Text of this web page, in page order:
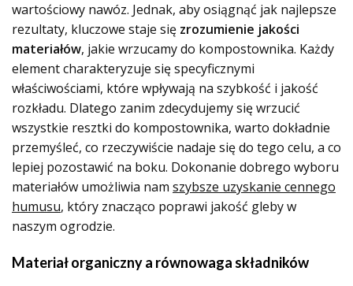
wartościowy nawóz. Jednak, aby osiągnąć jak najlepsze
rezultaty, kluczowe staje się zrozumienie jakości
materiałów, jakie wrzucamy do kompostownika. Każdy
element charakteryzuje się specyficznymi
właściwościami, które wpływają na szybkość i jakość
rozkładu. Dlatego zanim zdecydujemy się wrzucić
wszystkie resztki do kompostownika, warto dokładnie
przemyśleć, co rzeczywiście nadaje się do tego celu, a co
lepiej pozostawić na boku. Dokonanie dobrego wyboru
materiałów umożliwia nam szybsze uzyskanie cennego
humusu, który znacząco poprawi jakość gleby w
naszym ogrodzie.
Materiał organiczny a równowaga składników